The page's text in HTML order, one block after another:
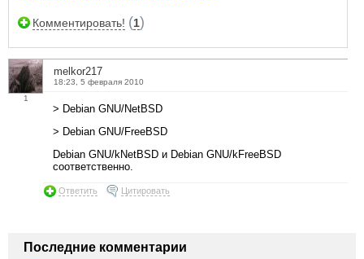
Комментировать! (1)
1
melkor217
18:23, 5 февраля 2010
> Debian GNU/NetBSD
> Debian GNU/FreeBSD
Debian GNU/kNetBSD и Debian GNU/kFreeBSD
соответственно.
Ответить Цитировать
Последние комментарии